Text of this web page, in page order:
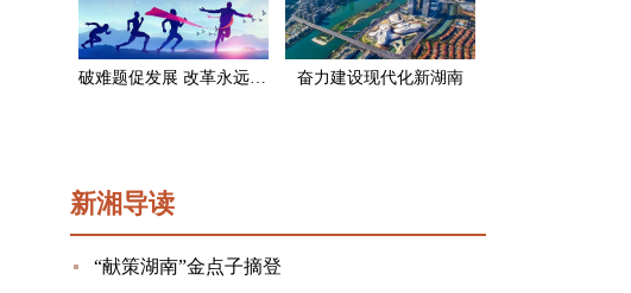
破难题促发展 改革永远在路上 奋力建设现代化新湖南
新湘导读
“献策湖南”金点子摘登